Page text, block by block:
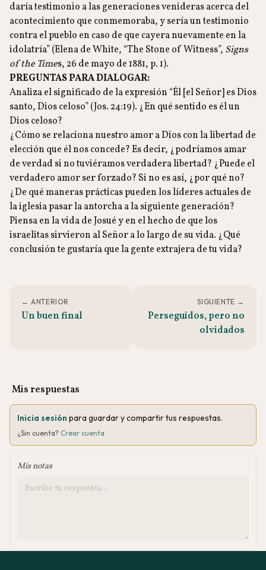
daría testimonio a las generaciones venideras acerca del
acontecimiento que conmemoraba, y sería un testimonio
contra el pueblo en caso de que cayera nuevamente en la
idolatría” (Elena de White, “The Stone of Witness”, Signs
of the Times, 26 de mayo de 1881, p. 1).
PREGUNTAS PARA DIALOGAR:
Analiza el significado de la expresión “Él [el Señor] es Dios
santo, Dios celoso” (Jos. 24:19). ¿En qué sentido es él un
Dios celoso?
¿Cómo se relaciona nuestro amor a Dios con la libertad de
elección que él nos concede? Es decir, ¿podríamos amar
de verdad si no tuviéramos verdadera libertad? ¿Puede el
verdadero amor ser forzado? Si no es así, ¿por qué no?
¿De qué maneras prácticas pueden los líderes actuales de
la iglesia pasar la antorcha a la siguiente generación?
Piensa en la vida de Josué y en el hecho de que los
israelitas sirvieron al Señor a lo largo de su vida. ¿Qué
conclusión te gustaría que la gente extrajera de tu vida?
← ANTERIOR
Un buen final
SIGUIENTE →
Perseguidos, pero no
olvidados
Mis respuestas
Inicia sesión para guardar y compartir tus respuestas.
¿Sin cuenta? Crear cuenta
Mis notas